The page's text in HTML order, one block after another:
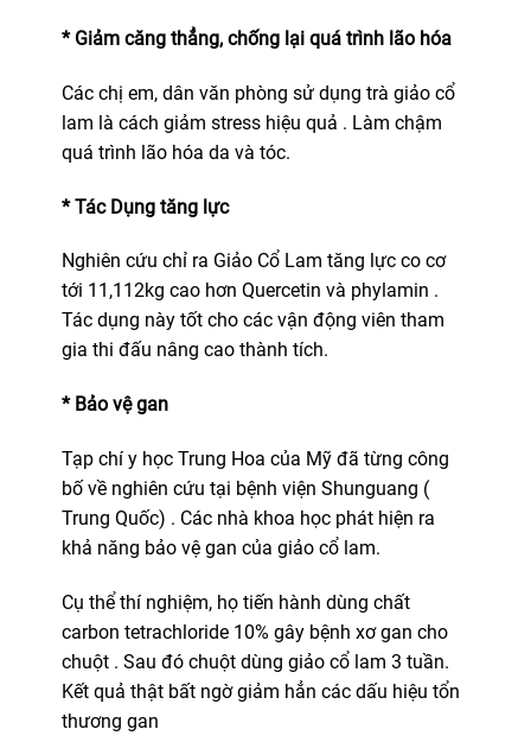
* Giảm căng thẳng, chống lại quá trình lão hóa
Các chị em, dân văn phòng sử dụng trà giảo cổ
lam là cách giảm stress hiệu quả . Làm chậm
quá trình lão hóa da và tóc.
* Tác Dụng tăng lực
Nghiên cứu chỉ ra Giảo Cổ Lam tăng lực co cơ
tới 11,112kg cao hơn Quercetin và phylamin .
Tác dụng này tốt cho các vận động viên tham
gia thi đấu nâng cao thành tích.
* Bảo vệ gan
Tạp chí y học Trung Hoa của Mỹ đã từng công
bố về nghiên cứu tại bệnh viện Shunguang (
Trung Quốc) . Các nhà khoa học phát hiện ra
khả năng bảo vệ gan của giảo cổ lam.
Cụ thể thí nghiệm, họ tiến hành dùng chất
carbon tetrachloride 10% gây bệnh xơ gan cho
chuột . Sau đó chuột dùng giảo cổ lam 3 tuần.
Kết quả thật bất ngờ giảm hẳn các dấu hiệu tổn
thương gan